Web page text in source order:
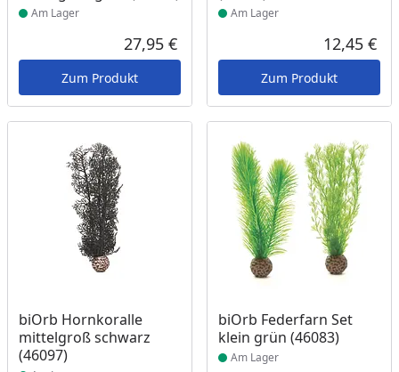
Am Lager
Aktueller Preis
27,95 €
Zum Produkt
Am Lager
12,45 €
Zum Produkt
biOrb Hornkoralle
mittelgroß schwarz
(46097)
Produkt am Lager
biOrb Federfarn Set
klein grün (46083)
Produkt am Lager
Am Lager